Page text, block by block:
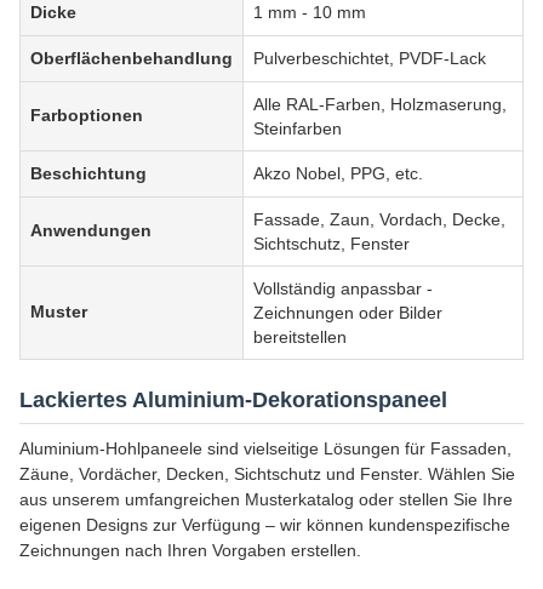
Dicke 1 mm - 10 mm
Oberflächenbehandlung Pulverbeschichtet, PVDF-Lack
Farboptionen
Alle RAL-Farben, Holzmaserung,
Steinfarben
Beschichtung Akzo Nobel, PPG, etc.
Anwendungen
Fassade, Zaun, Vordach, Decke,
Sichtschutz, Fenster
Muster
Vollständig anpassbar -
Zeichnungen oder Bilder
bereitstellen
Lackiertes Aluminium-Dekorationspaneel
Aluminium-Hohlpaneele sind vielseitige Lösungen für Fassaden,
Zäune, Vordächer, Decken, Sichtschutz und Fenster. Wählen Sie
aus unserem umfangreichen Musterkatalog oder stellen Sie Ihre
eigenen Designs zur Verfügung – wir können kundenspezifische
Zeichnungen nach Ihren Vorgaben erstellen.